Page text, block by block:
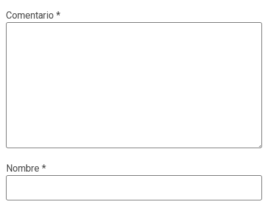
Comentario *
Nombre *